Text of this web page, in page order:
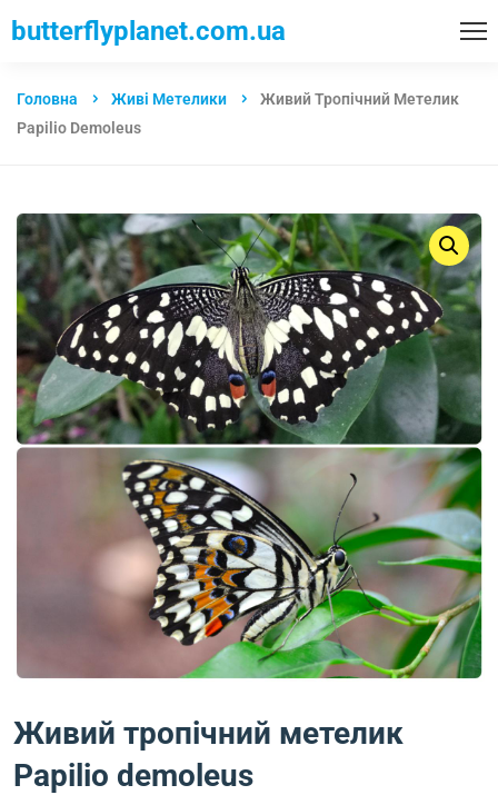
butterflyplanet.com.ua
Головна Живі Метелики
Живий Тропічний Метелик
Papilio Demoleus
Живий тропічний метелик
Papilio demoleus